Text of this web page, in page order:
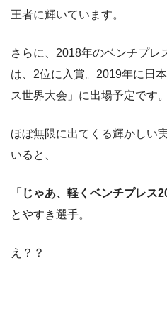
王者に輝いています。
さらに、2018年のベンチプレ
は、2位に入賞。2019年に日
ス世界大会」に出場予定です。
ほぼ無限に出てくる輝かしい
いると、
「じゃあ、軽くベンチプレス
とやすき選手。
え？？